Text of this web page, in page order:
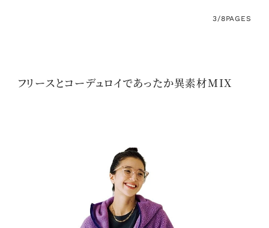
3/8PAGES
フリースとコーデュロイであったか異素材MIX